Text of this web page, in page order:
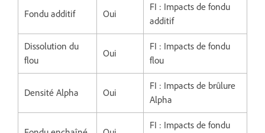
Fondu additif Oui
FI : Impacts de fondu
additif
Dissolution du
flou
Oui
FI : Impacts de fondu
flou
Densité Alpha Oui
FI : Impacts de brûlure
Alpha
FI : Impacts de fondu